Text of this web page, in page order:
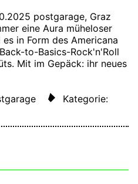
postgarage, Graz
eine Aura müheloser
in Form des Americana
to-Basics-Rock'n'Roll
Mit im Gepäck: ihr neues
Kategorie: